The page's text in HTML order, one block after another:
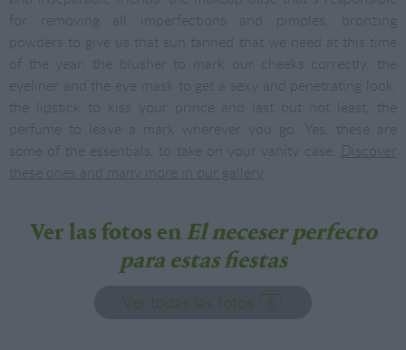
for removing all imperfections and pimples, bronzing
powders to give us that sun tanned that we need at this time
of the year, the blusher to mark our cheeks correctly, the
eyeliner and the eye mask to get a sexy and penetrating look,
the lipstick to kiss your prince and last but not least, the
perfume to leave a mark wherever you go. Yes, these are
some of the essentials, to take on your vanity case. Discover
these ones and many more in our gallery
Ver las fotos en El neceser perfecto
para estas fiestas
Ver todas las fotos